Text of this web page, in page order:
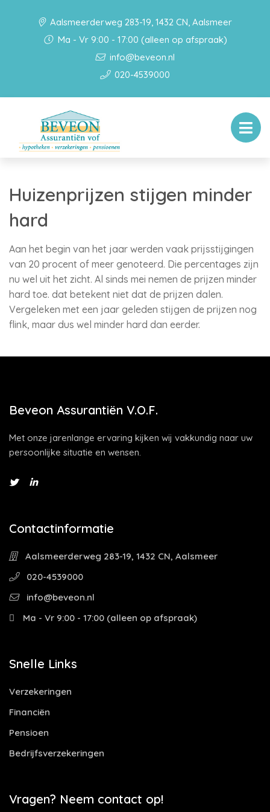
Aalsmeerderweg 283-19, 1432 CN, Aalsmeer
Ma - Vr 9:00 - 17:00 (alleen op afspraak)
info@beveon.nl
020-4539000
Huizenprijzen stijgen minder
hard
Aan het begin van het jaar werden vaak prijsstijgingen
van 20 procent of meer genoteerd. Die percentages zijn
nu wel uit het zicht. Al sinds mei nemen de prijzen minder
hard toe. dat betekent niet dat de prijzen dalen.
Vergeleken met een jaar geleden stijgen de prijzen nog
flink, maar dus wel minder hard dan eerder.
Beveon Assurantiën V.O.F.
Met onze jarenlange ervaring kijken wij vakkundig naar uw
persoonlijke situatie en wensen.
Contactinformatie
Aalsmeerderweg 283-19, 1432 CN, Aalsmeer
020-4539000
info@beveon.nl
Ma - Vr 9:00 - 17:00 (alleen op afspraak)
Snelle Links
Verzekeringen
Financiën
Pensioen
Bedrijfsverzekeringen
Vragen? Neem contact op!